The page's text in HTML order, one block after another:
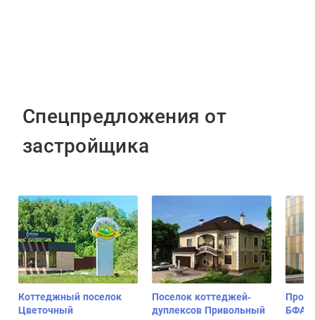
Спецпредложения от
застройщика
Коттеджный поселок
Цветочный
Поселок коттеджей-
дуплексов Привольный
БФА-